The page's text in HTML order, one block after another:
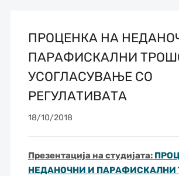
ПРОЦЕНКА НА
ПАРАФИСКАЛНИ
УСОГЛАСУВАЊЕ СО
РЕГУЛАТИВАТА
18/10/2018
Презентација на студијата:
НЕДАНОЧНИ И ПАРАФИСКАЛНИ